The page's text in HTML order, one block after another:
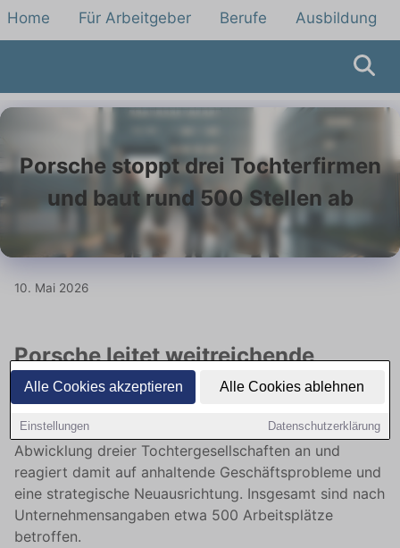
Alle Cookies akzeptieren Alle Cookies ablehnen
Einstellungen Datenschutzerklärung
Home Für Arbeitgeber Berufe Ausbildung
Porsche stoppt drei Tochterfirmen
und baut rund 500 Stellen ab
10. Mai 2026
Porsche leitet weitreichende
Strukturmaßnahmen ein
Der Stuttgarter Sportwagenbauer Porsche kündigt die
Abwicklung dreier Tochtergesellschaften an und
reagiert damit auf anhaltende Geschäftsprobleme und
eine strategische Neuausrichtung. Insgesamt sind nach
Unternehmensangaben etwa 500 Arbeitsplätze
betroffen.